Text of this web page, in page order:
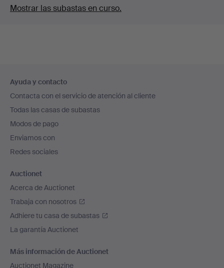
Mostrar las subastas en curso.
en
el
pie
de
página
Ayuda y contacto
Contacta con el servicio de atención al cliente
Todas las casas de subastas
Modos de pago
Enviamos con
Redes sociales
Auctionet
Acerca de Auctionet
Trabaja con nosotros
Adhiere tu casa de subastas
La garantía Auctionet
Más información de Auctionet
Auctionet Magazine